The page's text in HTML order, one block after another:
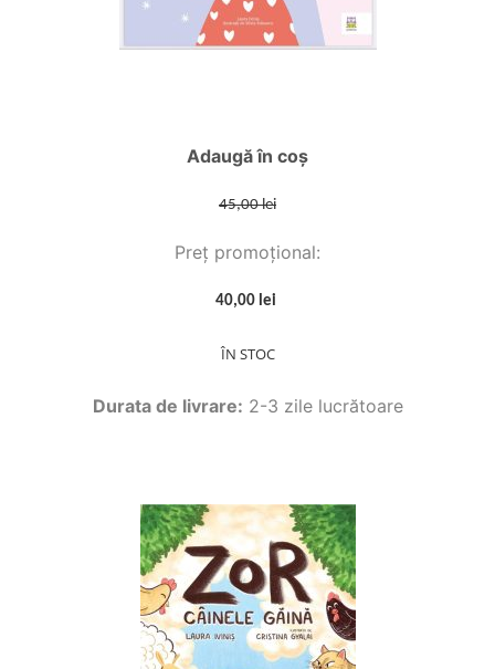
Adaugă în coș
45,00 lei
Preț promoțional:
40,00 lei
ÎN STOC
Durata de livrare: 2-3 zile lucrătoare